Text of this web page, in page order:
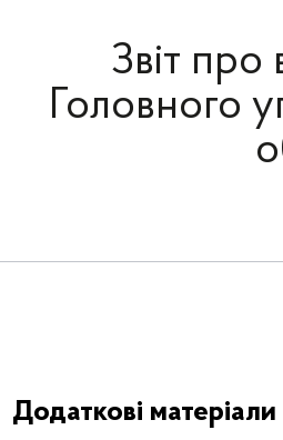
Звіт
Головного
Додаткові матеріали